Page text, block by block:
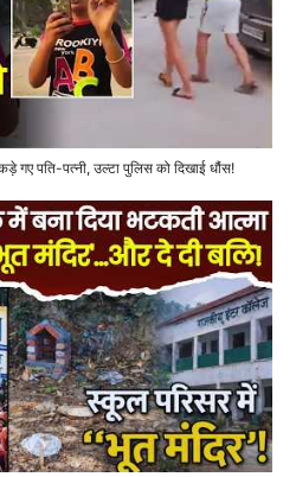
गए पति-पत्नी, उल्टा पुलिस को दिखाई धौंस!